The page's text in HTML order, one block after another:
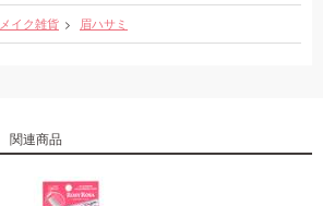
メイク雑貨 眉ハサミ
関連商品